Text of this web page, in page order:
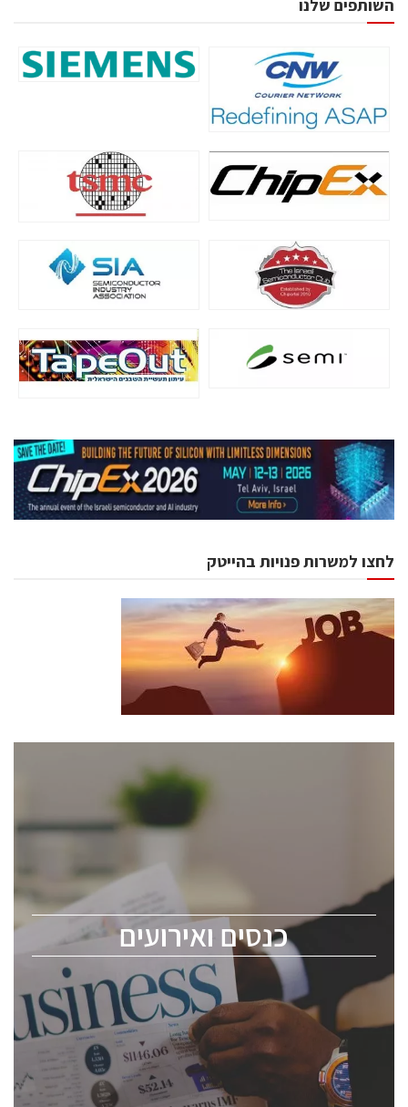
השותפים שלנו
לחצו למשרות פנויות בהייטק
כנסים ואירועים
כנסים ואירועים
לכל העוסקים בתעשיית הסמיקונדקטור כולל מהנדסים,
ChipEx2026 will be held on May 12-13, 2026. The
conference is intended for everyone involved in the
semiconductor industry, including engineers,
professional experts, and senior executives.
לחץ לפרטים